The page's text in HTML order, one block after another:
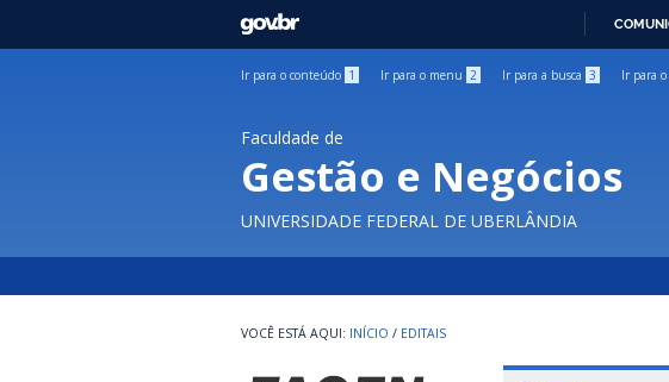
GOVBR
Ir para o conteúdo 1 Ir para o menu 2 Ir para a busca 3 Ir para
Faculdade de
Gestão e Negócios
UNIVERSIDADE FEDERAL DE UBERLÂNDIA
INÍCIO / EDITAIS